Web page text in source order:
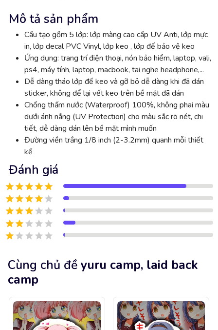
Mô tả sản phẩm
Cấu tạo gồm 5 lớp: lớp màng cao cấp UV Anti, lớp mực
in, lớp decal PVC Vinyl, lớp keo , lớp đế bảo vệ keo
Ứng dụng: trang trí điện thoại, nón bảo hiểm, laptop, vali,
ps4, máy tính, laptop, macbook, tai nghe headphone,...
Dễ dàng tháo lớp đế keo và gỡ bỏ dễ dàng khi đã dán
sticker, không để lại vết keo trên bề mặt đã dán
Chống thấm nước (Waterproof) 100%, không phai màu
dưới ánh nắng (UV Protection) cho màu sắc rõ nét, chi
tiết, dễ dàng dán lên bề mặt mình muốn
Đường viền trắng 1/8 inch (2-3.2mm) quanh mỗi thiết
kế
Đánh giá
Cùng chủ đề yuru camp, laid back
camp